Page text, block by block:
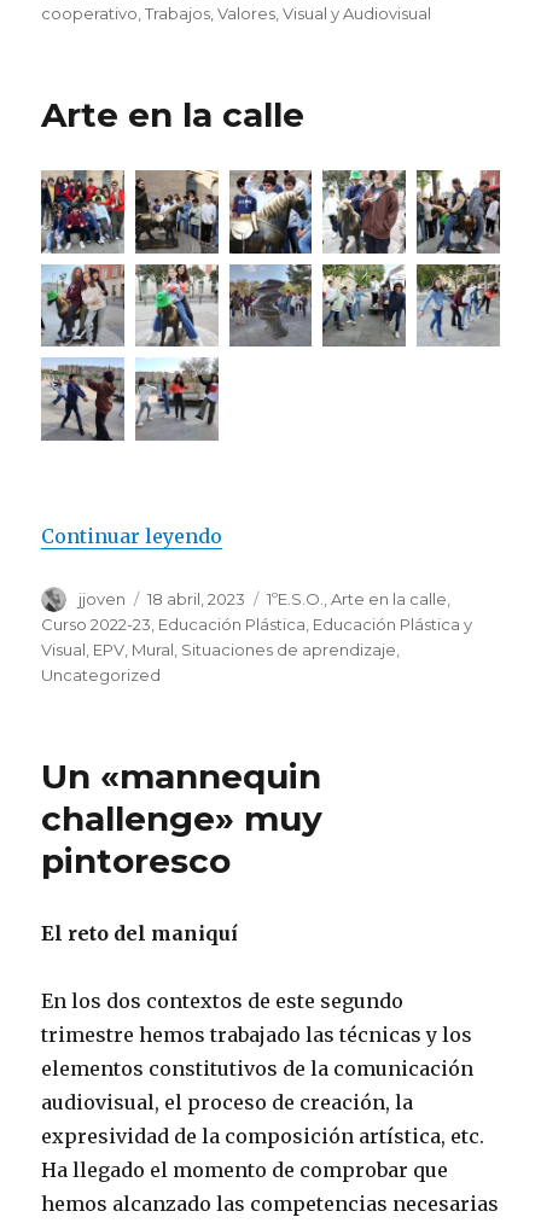
cooperativo ,Trabajos ,Valores ,Visual y Audiovisual
Arte en la calle
Continuar leyendo
Autor
jjoven
Publicado
el
18 abril, 2023 Categorías
1ºE.S.O. ,Arte en la calle
Curso 2022-23 Educación Plástica Educación Plástica y
Visual EPV Mural Situaciones de aprendizaje
Uncategorized
Un «mannequin
challenge» muy
pintoresco
El reto del maniquí
En los dos contextos de este segundo
trimestre hemos trabajado las técnicas y los
elementos constitutivos de la comunicación
audiovisual, el proceso de creación, la
expresividad de la composición artística, etc.
Ha llegado el momento de comprobar que
hemos alcanzado las competencias necesarias